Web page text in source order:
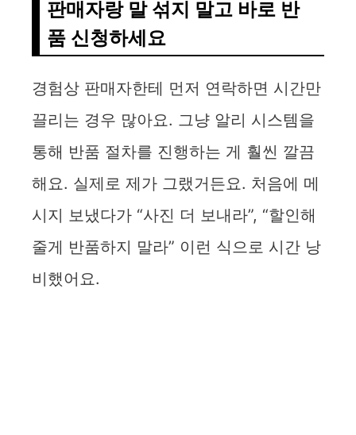
판매자랑 말 섞지 말고 바로 반
품 신청하세요
경험상 판매자한테 먼저 연락하면 시간만
끌리는 경우 많아요. 그냥 알리 시스템을
통해 반품 절차를 진행하는 게 훨씬 깔끔
해요. 실제로 제가 그랬거든요. 처음에 메
시지 보냈다가 “사진 더 보내라”, “할인해
줄게 반품하지 말라” 이런 식으로 시간 낭
비했어요.